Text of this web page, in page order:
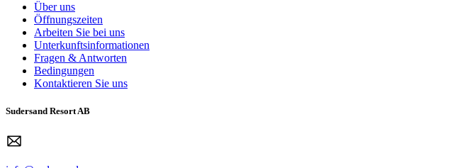
Über uns
Öffnungszeiten
Arbeiten Sie bei uns
Unterkunftsinformationen
Fragen & Antworten
Bedingungen
Kontaktieren Sie uns
Sudersand Resort AB